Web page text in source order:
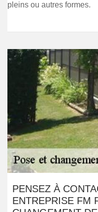
pleins ou autres formes.
PENSEZ À
ENTREPRISE FM